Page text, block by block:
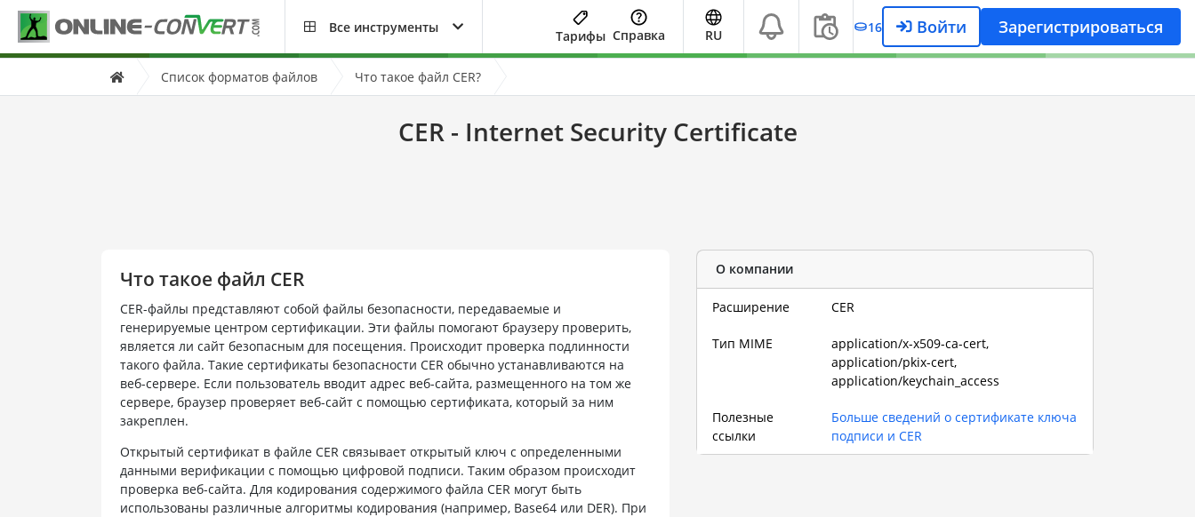
Все инструменты
Тарифы Справка RU 16 Войти Зарегистрироваться
Список форматов файлов Что такое файл CER?
CER - Internet Security Certificate
Что такое файл CER
CER-файлы представляют собой файлы безопасности, передаваемые и
генерируемые центром сертификации. Эти файлы помогают браузеру проверить,
является ли сайт безопасным для посещения. Происходит проверка подлинности
такого файла. Такие сертификаты безопасности CER обычно устанавливаются на
веб-сервере. Если пользователь вводит адрес веб-сайта, размещенного на том же
сервере, браузер проверяет веб-сайт с помощью сертификата, который за ним
закреплен.
Открытый сертификат в файле CER связывает открытый ключ с определенными
данными верификации с помощью цифровой подписи. Таким образом происходит
проверка веб-сайта. Для кодирования содержимого файла CER могут быть
использованы различные алгоритмы кодирования (например, Base64 или DER). При
О компании
Расширение CER
Тип MIME
application/x-x509-ca-cert,
application/pkix-cert,
application/keychain_access
Полезные
ссылки
Больше сведений о сертификате ключа
подписи и CER